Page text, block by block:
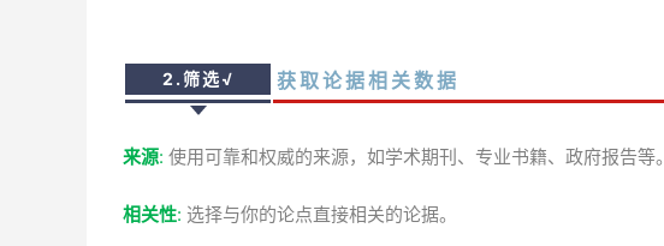
2.筛选√ 获取论据相关数据
来源: 使用可靠和权威的来源，如学术期刊、专业书籍、政府报告等。
相关性: 选择与你的论点直接相关的论据。